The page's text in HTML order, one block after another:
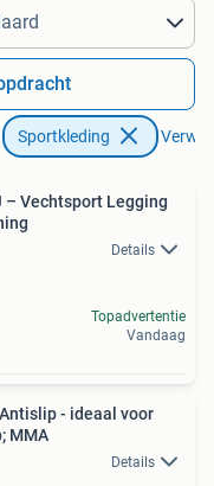
Sportkleding
– Vechtsport Legging
Details
Topadvertentie
Vandaag
- ideaal voor
MMA
Details